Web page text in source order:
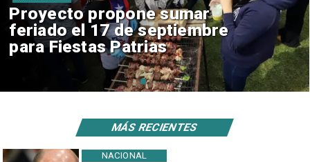
IPC de julio aumenta 0,1% por
alimentos y vivienda
NACIONAL
MÁS RECIENTES